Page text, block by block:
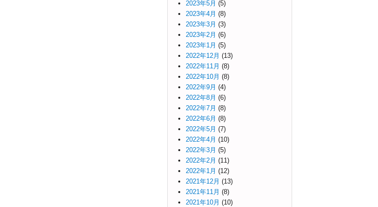
2023年5月 (5)
2023年4月 (8)
2023年3月 (3)
2023年2月 (6)
2023年1月 (5)
2022年12月 (13)
2022年11月 (8)
2022年10月 (8)
2022年9月 (4)
2022年8月 (6)
2022年7月 (8)
2022年6月 (8)
2022年5月 (7)
2022年4月 (10)
2022年3月 (5)
2022年2月 (11)
2022年1月 (12)
2021年12月 (13)
2021年11月 (8)
2021年10月 (10)